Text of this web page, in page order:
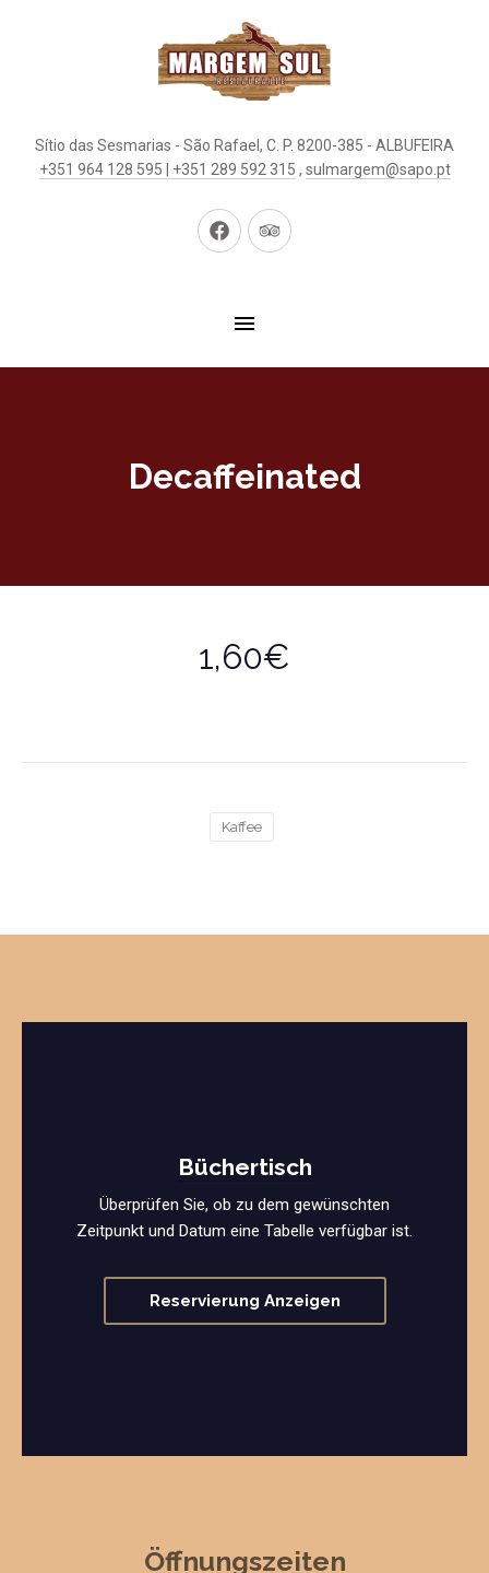
Sítio das Sesmarias - São Rafael, C. P. 8200-385 - ALBUFEIRA
+351 964 128 595 | +351 289 592 315 , sulmargem@sapo.pt
Neues Neues
Decaffeinated
1,60€
Kaffee
Büchertisch
Überprüfen Sie, ob zu dem gewünschten
Zeitpunkt und Datum eine Tabelle verfügbar ist.
Reservierung Anzeigen
Öffnungszeiten